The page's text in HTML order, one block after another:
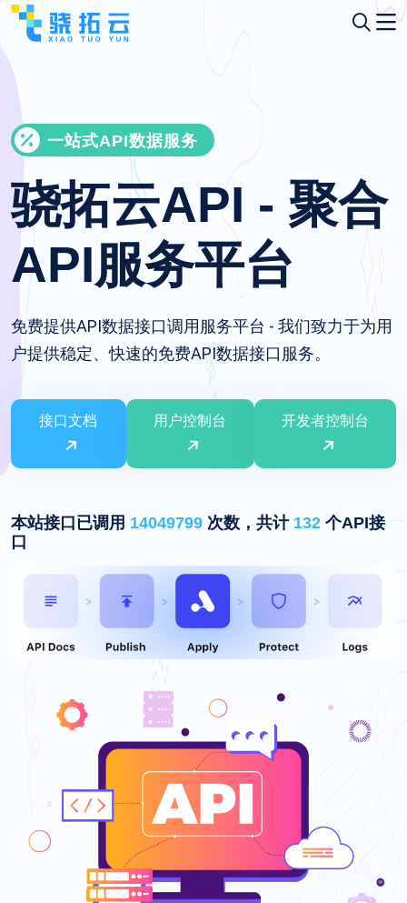
一站式API数据服务
骁拓云API - 聚合
API服务平台
免费提供API数据接口调用服务平台 - 我们致力于为用
户提供稳定、快速的免费API数据接口服务。
接口文档 用户控制台 开发者控制台
本站接口已调用 14049799 次数，共计 132 个API接
口